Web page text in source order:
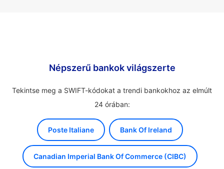
Népszerű bankok világszerte
Tekintse meg a SWIFT-kódokat a trendi bankokhoz az elmúlt
24 órában:
Poste Italiane Bank Of Ireland
Canadian Imperial Bank Of Commerce (CIBC)